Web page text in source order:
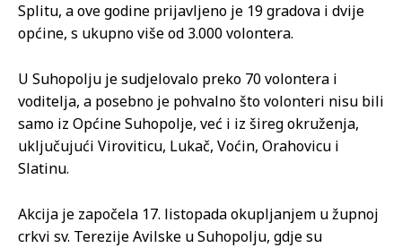
Splitu, a ove godine prijavljeno je 19 gradova i dvije
općine, s ukupno više od 3.000 volontera.
U Suhopolju je sudjelovalo preko 70 volontera i
voditelja, a posebno je pohvalno što volonteri nisu bili
samo iz Općine Suhopolje, već i iz šireg okruženja,
uključujući Viroviticu, Lukač, Voćin, Orahovicu i
Slatinu.
Akcija je započela 17. listopada okupljanjem u župnoj
crkvi sv. Terezije Avilske u Suhopolju, gdje su